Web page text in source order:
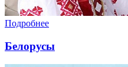
Подробнее
Белорусы